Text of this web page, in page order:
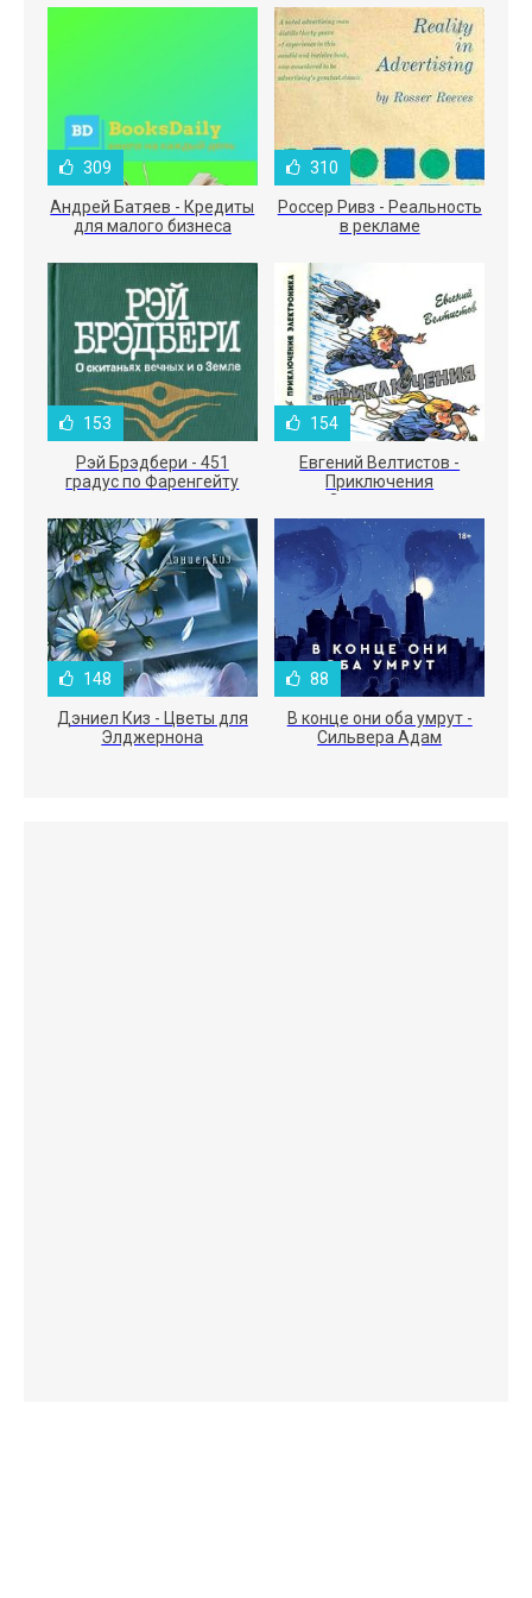
309
Андрей Батяев - Кредиты
для малого бизнеса
310
Россер Ривз - Реальность
в рекламе
153
Рэй Брэдбери - 451
градус по Фаренгейту
154
Евгений Велтистов -
Приключения
Электроника
148
Дэниел Киз - Цветы для
Элджернона
88
В конце они оба умрут -
Сильвера Адам